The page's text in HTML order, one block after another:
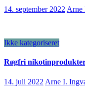
14. september 2022 Arne
Ikke kategoriseret
Røgfri
14. juli 2022 Arne I.